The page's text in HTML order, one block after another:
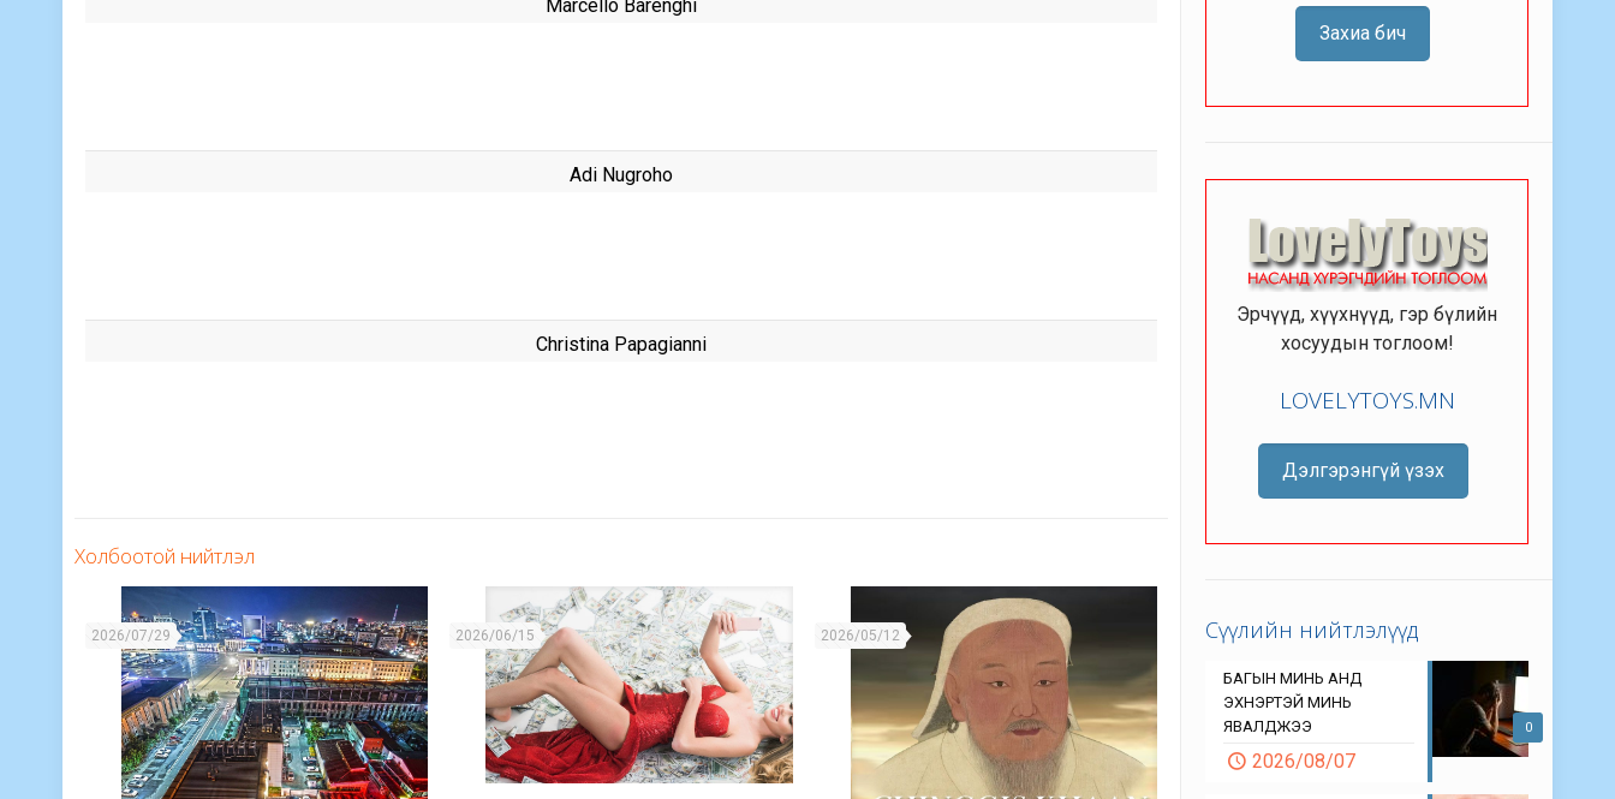
Marcello Barenghi
Adi Nugroho
Christina Papagianni
Холбоотой нийтлэл
2026/07/29 2026/06/15 2026/05/12
Захиа бич
Эрчүүд, хүүхнүүд, гэр бүлийн
хосуудын тоглоом!
LOVELYTOYS.MN
Дэлгэрэнгүй үзэх
Сүүлийн нийтлэлүүд
0
БАГЫН МИНЬ АНД
ЭХНЭРТЭЙ МИНЬ
ЯВАЛДЖЭЭ
2026/08/07